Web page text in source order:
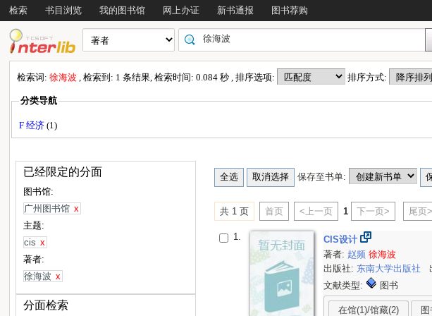
检索 书目浏览 我的图书馆 网上办证 新书通报 图书荐购
检索词:徐海波, 检索到: 1 条结果, 检索时间: 0.084 秒 , 排序选项: 排序方式:
分类导航
F 经济(1)
已经限定的分面
图书馆:
广州图书馆 x
主题:
cis x
著者:
徐海波 x
分面检索
保存至书单:
共 1 页 首页 <上一页 1 下一页> 尾页
1.
CIS设计
著者: 赵频徐海波
出版社: 东南大学出版社
文献类型:
图书
在馆(1)/馆藏(2)